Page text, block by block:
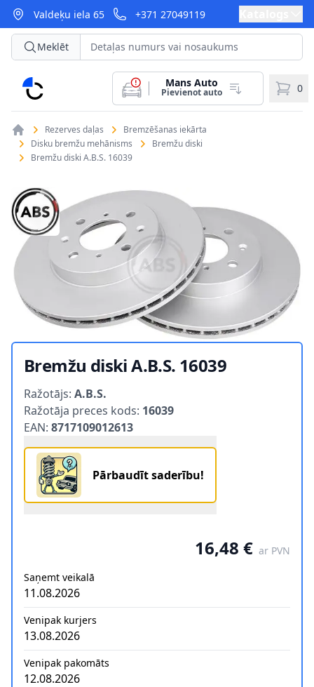
Valdeķu iela 65 +371 27049119
CarParts
Meklēt
Mans Auto
Pievienot auto 0
Rezerves daļas
Bremzēšanas iekārta
Disku bremžu mehānisms
Bremžu diski
Bremžu diski A.B.S. 16039
Bremžu diski A.B.S. 16039
Ražotājs: A.B.S.
Ražotāja preces kods: 16039
EAN: 8717109012613
Pārbaudīt saderību!
16,48 € ar PVN
Saņemt veikalā
11.08.2026
Venipak kurjers
13.08.2026
Venipak pakomāts
12.08.2026